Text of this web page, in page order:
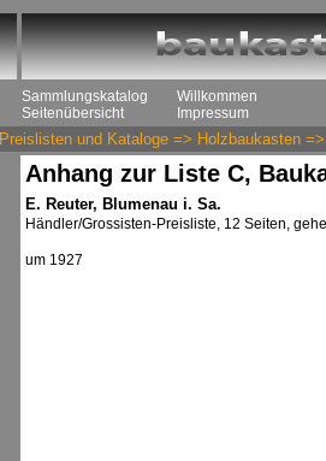
Sammlungskatalog
Seitenübersicht
Willkommen
Impressum
Preislisten und Kataloge => Holzbaukasten
Anhang zur Liste C,
E. Reuter, Blumenau i. Sa.
Händler/Grossisten-Preisliste, 12 Seiten,
um 1927